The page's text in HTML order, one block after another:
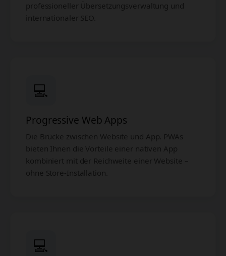
professioneller Übersetzungsverwaltung und
internationaler SEO.
💻
Progressive Web Apps
Die Brücke zwischen Website und App. PWAs
bieten Ihnen die Vorteile einer nativen App
kombiniert mit der Reichweite einer Website –
ohne Store-Installation.
💻